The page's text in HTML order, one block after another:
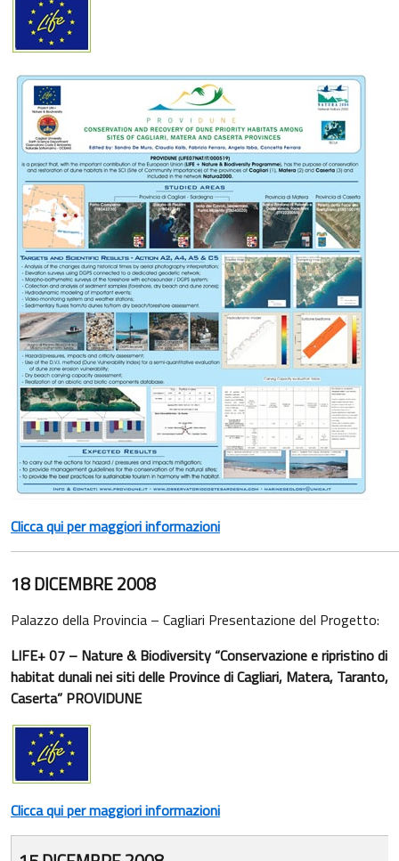
Clicca qui per maggiori informazioni
18 DICEMBRE 2008
Palazzo della Provincia – Cagliari Presentazione del Progetto:
LIFE+ 07 – Nature & Biodiversity “Conservazione e ripristino di
habitat dunali nei siti delle Province di Cagliari, Matera, Taranto,
Caserta” PROVIDUNE
Clicca qui per maggiori informazioni